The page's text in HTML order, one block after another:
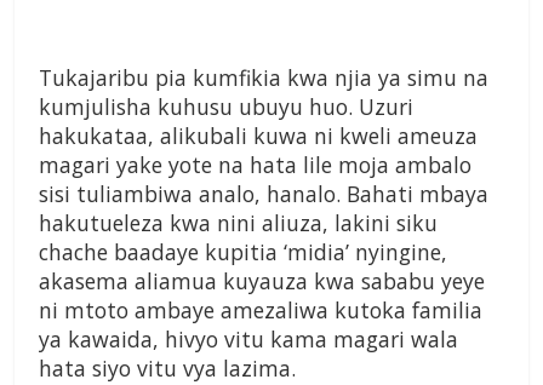
Tukajaribu pia kumfikia kwa njia ya simu na
kumjulisha kuhusu ubuyu huo. Uzuri
hakukataa, alikubali kuwa ni kweli ameuza
magari yake yote na hata lile moja ambalo
sisi tuliambiwa analo, hanalo. Bahati mbaya
hakutueleza kwa nini aliuza, lakini siku
chache baadaye kupitia ‘midia’ nyingine,
akasema aliamua kuyauza kwa sababu yeye
ni mtoto ambaye amezaliwa kutoka familia
ya kawaida, hivyo vitu kama magari wala
hata siyo vitu vya lazima.